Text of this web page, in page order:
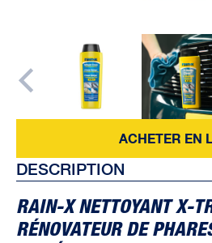
ACHETER EN
DESCRIPTION
RAIN-X NETTOYANT X-
RÉNOVATEUR DE